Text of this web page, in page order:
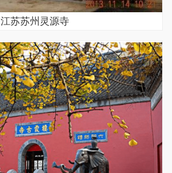
江苏苏州灵源寺